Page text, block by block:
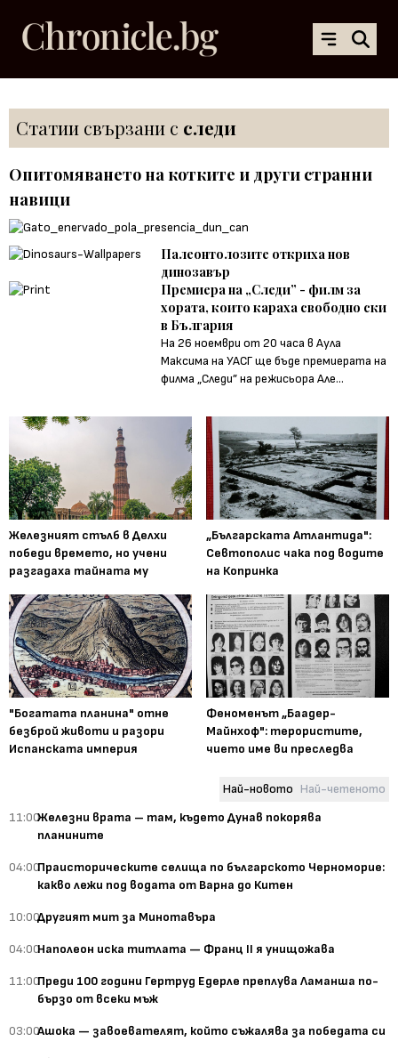
Статии свързани с следи
Опитомяването на котките и други странни
навици
Палеонтолозите откриха нов
динозавър
Премиера на „Следи” - филм за
хората, които караха свободно ски
в България
На 26 ноември от 20 часа в Аула
Максима на УАСГ ще бъде премиерата на
филма „Следи” на режисьора Але...
Железният стълб в Делхи
победи времето, но учени
разгадаха тайната му
„Българската Атлантида":
Севтополис чака под водите
на Копринка
"Богатата планина" отне
безброй животи и разори
Испанската империя
Феноменът „Баадер-
Майнхоф": терористите,
чието име ви преследва
Най-новото Най-четеното
11:00Железни врата – там, където Дунав покорява
планините
04:00Праисторическите селища по българското Черноморие:
какво лежи под водата от Варна до Китен
10:00Другият мит за Минотавъра
04:00Наполеон иска титлата — Франц II я унищожава
11:00Преди 100 години Гертруд Едерле преплува Ламанша по-
бързо от всеки мъж
03:00Ашока — завоевателят, който съжалява за победата си